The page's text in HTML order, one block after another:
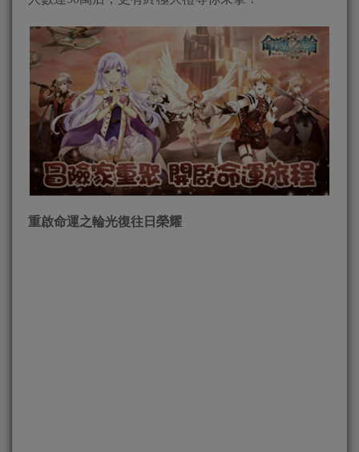
重啟命運之輪光復往日榮耀